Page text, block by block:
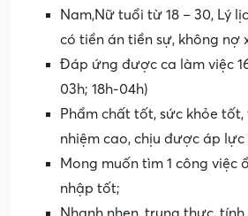
Nam,Nữ tuổi từ 18 – 30, Lý
có tiền án tiền sự, không nợ
Đáp ứng được ca làm việc
03h; 18h-04h)
Phẩm chất tốt, sức khỏe
nhiệm cao, chịu được áp lực
Mong muốn tìm 1 công việc
nhập tốt;